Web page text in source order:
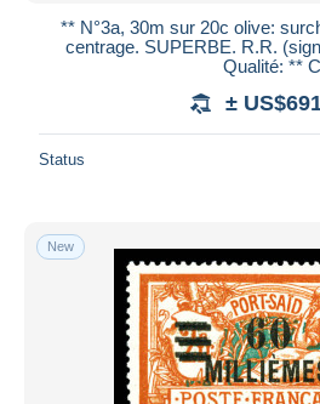
** N°3a, 30m sur 20c olive:
centrage. SUPERBE. R.R.
Qualité: ** C
±
Status
New